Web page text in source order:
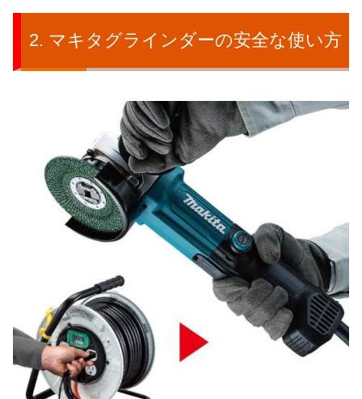
マキタグラインダーの安全な使い方